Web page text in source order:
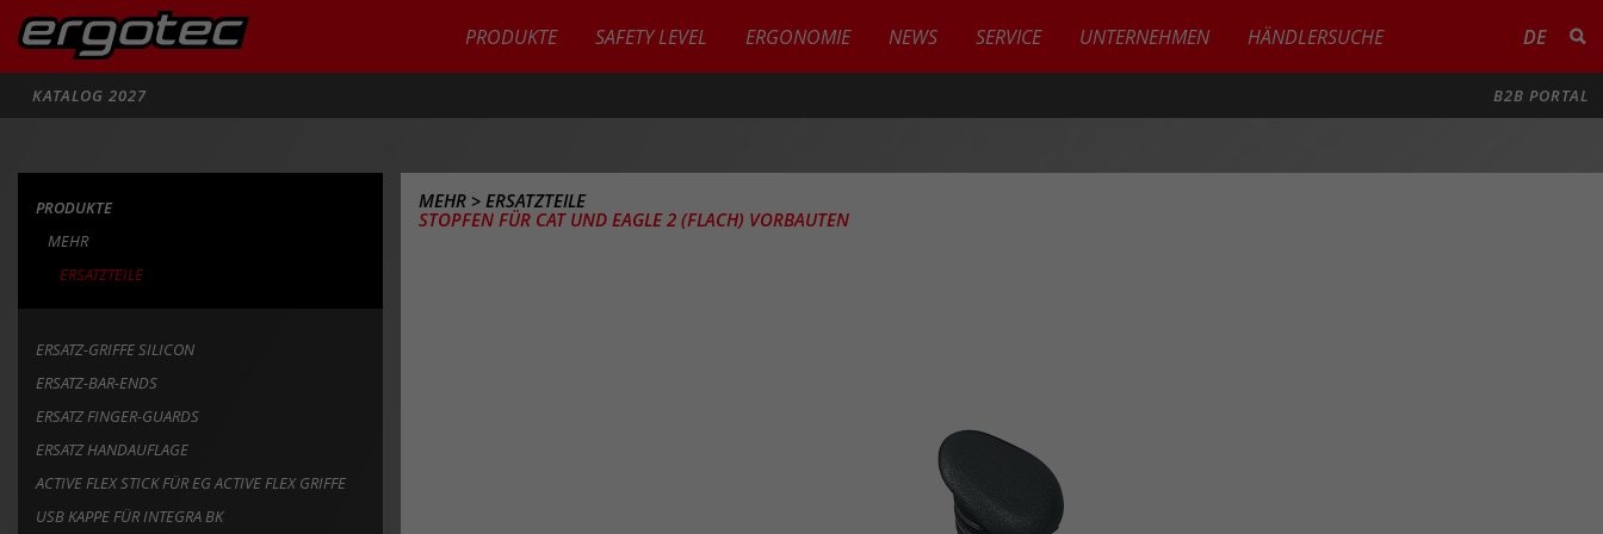
PRODUKTE SAFETY LEVEL ERGONOMIE NEWS SERVICE UNTERNEHMEN HÄNDLERSUCHE DE
KATALOG 2027 B2B PORTAL
PRODUKTE
MEHR
ERSATZTEILE
ERSATZ-GRIFFE SILICON
ERSATZ-BAR-ENDS
ERSATZ FINGER-GUARDS
ERSATZ HANDAUFLAGE
ACTIVE FLEX STICK FÜR EG ACTIVE FLEX GRIFFE
USB KAPPE FÜR INTEGRA BK
MEHR > ERSATZTEILE
STOPFEN FÜR CAT UND EAGLE 2 (FLACH) VORBAUTEN